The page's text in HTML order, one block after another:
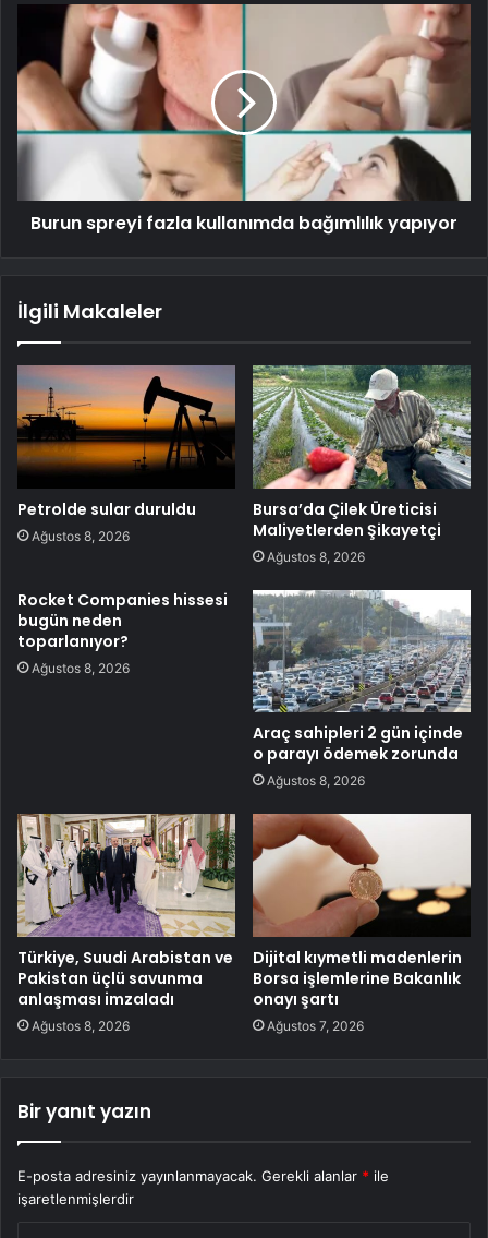
Burun spreyi fazla kullanımda bağımlılık yapıyor
İlgili Makaleler
Petrolde sular duruldu
Ağustos 8, 2026
Bursa’da Çilek Üreticisi
Maliyetlerden Şikayetçi
Ağustos 8, 2026
Rocket Companies hissesi
bugün neden
toparlanıyor?
Ağustos 8, 2026
Araç sahipleri 2 gün içinde
o parayı ödemek zorunda
Ağustos 8, 2026
Türkiye, Suudi Arabistan ve
Pakistan üçlü savunma
anlaşması imzaladı
Ağustos 8, 2026
Dijital kıymetli madenlerin
Borsa işlemlerine Bakanlık
onayı şartı
Ağustos 7, 2026
Bir yanıt yazın
E-posta adresiniz yayınlanmayacak. Gerekli alanlar * ile
işaretlenmişlerdir